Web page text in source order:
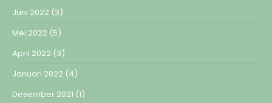
Juni 2022 (3)
Mei 2022 (5)
April 2022 (3)
Januari 2022 (4)
Desember 2021 (1)